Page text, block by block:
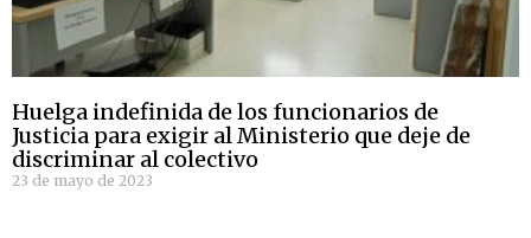
Huelga indefinida de los funcionarios de
Justicia para exigir al Ministerio que deje de
discriminar al colectivo
23 de mayo de 2023